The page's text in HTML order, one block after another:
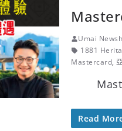
Umai
1881
Mastercard,
Read